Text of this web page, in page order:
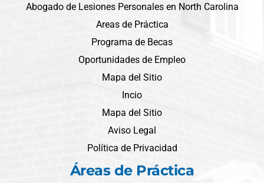
Abogado de Lesiones Personales en North Carolina
Areas de Práctica
Programa de Becas
Oportunidades de Empleo
Mapa del Sitio
Incio
Mapa del Sitio
Aviso Legal
Política de Privacidad
Áreas de Práctica